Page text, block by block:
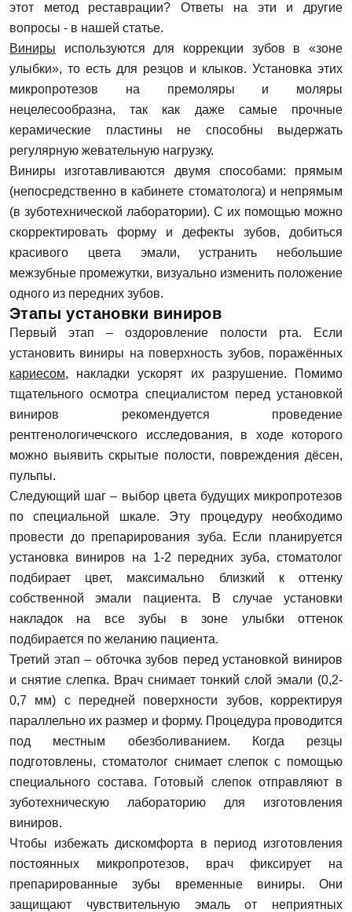
этот метод реставрации? Ответы на эти и другие
вопросы - в нашей статье.
Виниры используются для коррекции зубов в «зоне
улыбки», то есть для резцов и клыков. Установка этих
микропротезов на премоляры и моляры
нецелесообразна, так как даже самые прочные
керамические пластины не способны выдержать
регулярную жевательную нагрузку.
Виниры изготавливаются двумя способами: прямым
(непосредственно в кабинете стоматолога) и непрямым
(в зуботехнической лаборатории). С их помощью можно
скорректировать форму и дефекты зубов, добиться
красивого цвета эмали, устранить небольшие
межзубные промежутки, визуально изменить положение
одного из передних зубов.
Этапы установки виниров
Первый этап – оздоровление полости рта. Если
установить виниры на поверхность зубов, поражённых
кариесом, накладки ускорят их разрушение. Помимо
тщательного осмотра специалистом перед установкой
виниров рекомендуется проведение
рентгенологичечского исследования, в ходе которого
можно выявить скрытые полости, повреждения дёсен,
пульпы.
Следующий шаг – выбор цвета будущих микропротезов
по специальной шкале. Эту процедуру необходимо
провести до препарирования зуба. Если планируется
установка виниров на 1-2 передних зуба, стоматолог
подбирает цвет, максимально близкий к оттенку
собственной эмали пациента. В случае установки
накладок на все зубы в зоне улыбки оттенок
подбирается по желанию пациента.
Третий этап – обточка зубов перед установкой виниров
и снятие слепка. Врач снимает тонкий слой эмали (0,2-
0,7 мм) с передней поверхности зубов, корректируя
параллельно их размер и форму. Процедура проводится
под местным обезболиванием. Когда резцы
подготовлены, стоматолог снимает слепок с помощью
специального состава. Готовый слепок отправляют в
зуботехническую лабораторию для изготовления
виниров.
Чтобы избежать дискомфорта в период изготовления
постоянных микропротезов, врач фиксирует на
препарированные зубы временные виниры. Они
защищают чувствительную эмаль от неприятных